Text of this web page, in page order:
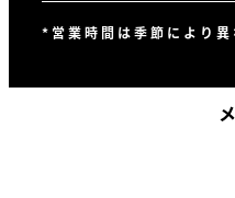
*営業時間は季節により異